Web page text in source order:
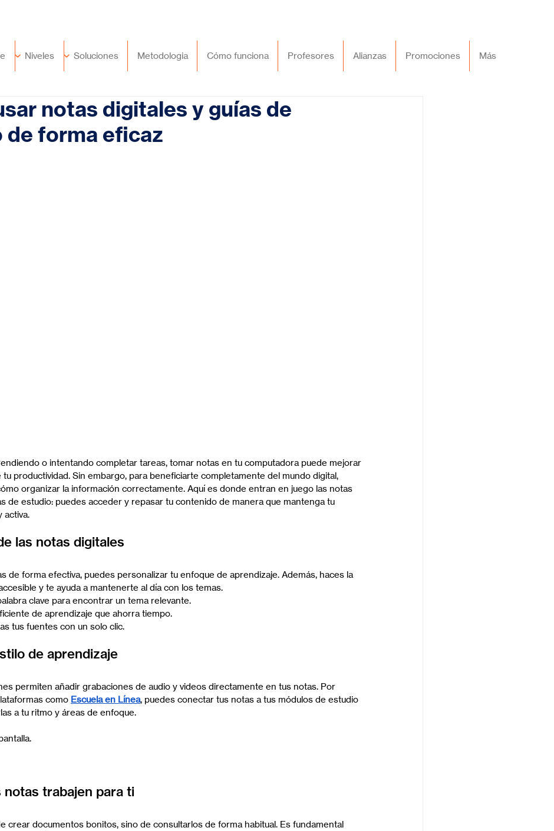
Niveles Soluciones Metodologia Cómo funciona Profesores Alianzas Promociones Más
notas digitales y guías de
de forma eficaz
5 estrellas.
o intentando completar tareas, tomar notas en tu computadora puede mejorar
productividad. Sin embargo, para beneficiarte completamente del mundo digital,
organizar la información correctamente. Aquí es donde entran en juego las notas
de estudio: puedes acceder y repasar tu contenido de manera que mantenga tu
activa.
las notas digitales
de forma efectiva, puedes personalizar tu enfoque de aprendizaje. Además, haces la
y te ayuda a mantenerte al día con los temas.
clave para encontrar un tema relevante.
de aprendizaje que ahorra tiempo.
tus fuentes con un solo clic.
de aprendizaje
permiten añadir grabaciones de audio y videos directamente en tus notas. Por
como Escuela en Línea, puedes conectar tus notas a tus módulos de estudio
a tu ritmo y áreas de enfoque.
notas trabajen para ti
crear documentos bonitos, sino de consultarlos de forma habitual. Es fundamental